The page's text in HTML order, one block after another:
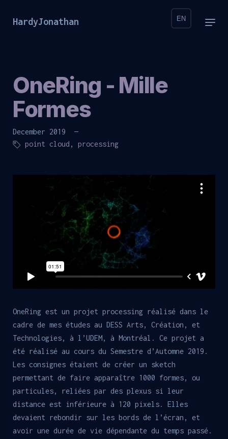
HardyJonathan EN
OneRing - Mille
Formes
December 2019 —
point cloud , processing
OneRing est un projet processing réalisé dans le
cadre de mes études au DESS Arts, Création, et
Technologies, à l’UDEM, à Montréal. Ce projet a
été réalisé au cours du Semestre d’Automne 2019.
Les consignes étaient de créer un sketch
permettant de faire apparaître 1000 formes, ou
particules, reliées par des plexus si leur
distance est inférieure à 120 pixels. Elles
devaient rebondir sur les bords de l’écran, et
avoir une durée de vie dépendante du temps passé.